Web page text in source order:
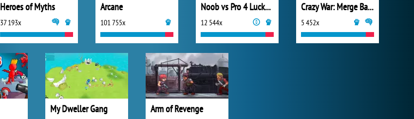
Heroes of Myths
37 193x
Arcane
101 755x
Noob vs Pro 4 Lucky Block
12 544x
Crazy War: Merge Battle
5 452x
My Dweller Gang Arm of Revenge